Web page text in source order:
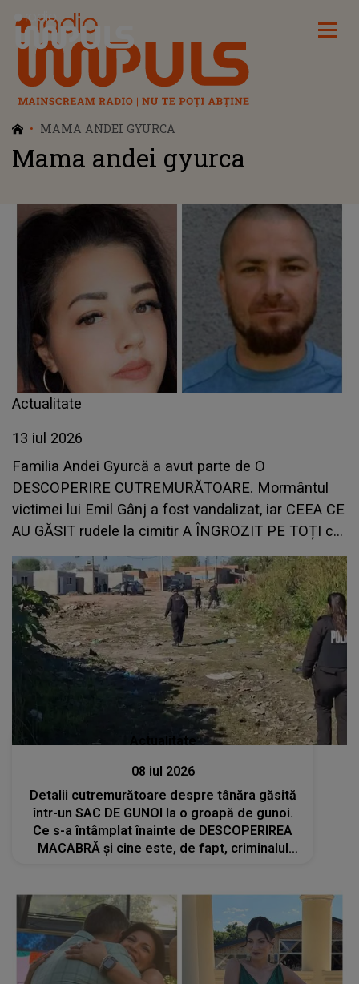
Radio Impuls
MAMA ANDEI GYURCA
Mama andei gyurca
Actualitate
13 iul 2026
Familia Andei Gyurcă a avut parte de O
DESCOPERIRE CUTREMURĂTOARE. Mormântul
victimei lui Emil Gânj a fost vandalizat, iar CEEA CE
AU GĂSIT rudele la cimitir A ÎNGROZIT PE TOȚI cei
care au văzut imaginile: "Ferească! Nici în
Mormânt nu îi dă pace. Ce..."
Actualitate
08 iul 2026
Detalii cutremurătoare despre tânăra găsită
într-un SAC DE GUNOI la o groapă de gunoi.
Ce s-a întâmplat înainte de DESCOPERIREA
MACABRĂ și cine este, de fapt, criminalul